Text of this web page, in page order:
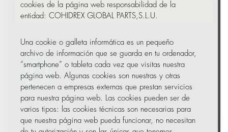
NEWSLETTER
cookies de la página web responsabilidad de la
entidad: COHIDREX GLOBAL PARTS,S.L.U.
Una cookie o galleta informática es un pequeño
archivo de información que se guarda en tu ordenador,
“smartphone” o tableta cada vez que visitas nuestra
página web. Algunas cookies son nuestras y otras
pertenecen a empresas externas que prestan servicios
para nuestra página web. Las cookies pueden ser de
varios tipos: las cookies técnicas son necesarias para
que nuestra página web pueda funcionar, no necesitan